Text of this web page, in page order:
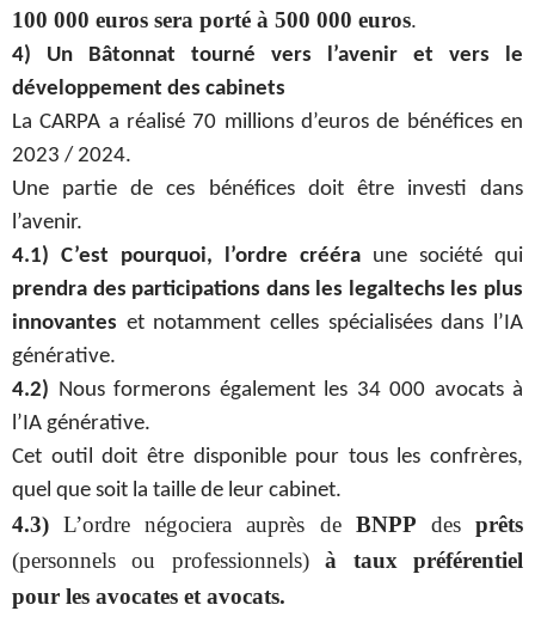
100 000 euros sera porté à 500 000 euros.
4) Un Bâtonnat tourné vers l’avenir et vers le
développement des cabinets
La CARPA a réalisé 70 millions d’euros de bénéfices en
2023 / 2024.
Une partie de ces bénéfices doit être investi dans
l’avenir.
4.1) C’est pourquoi, l’ordre crééra une société qui
prendra des participations dans les legaltechs les plus
innovantes et notamment celles spécialisées dans l’IA
générative.
4.2) Nous formerons également les 34 000 avocats à
l’IA générative.
Cet outil doit être disponible pour tous les confrères,
quel que soit la taille de leur cabinet.
4.3) L’ordre négociera auprès deBNPP desprêts
(personnels ou professionnels)à taux préférentiel
pour les avocates et avocats.